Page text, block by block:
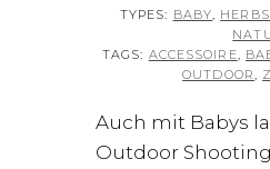
TYPES: BABY,
TAGS: ACCESSOIRE,
OUTDOOR,
Auch mit Babys
Outdoor